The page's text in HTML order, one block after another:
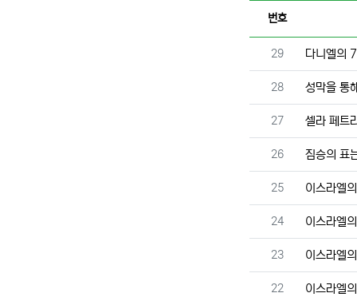
번호
번호
29 다니엘의
번호
28 성막을 통
번호
27 셀라 페트
번호
26 짐승의 표
번호
25 이스라엘
번호
24 이스라엘
번호
23 이스라엘
번호
22 이스라엘